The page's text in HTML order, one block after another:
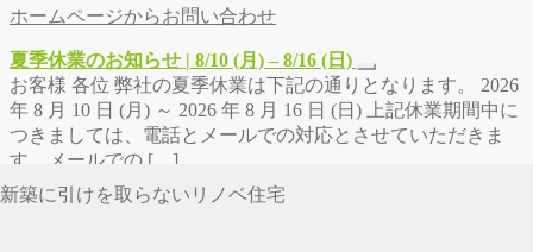
新築に引けを取らないリノベ住宅
ホームページからお問い合わせ
夏季休業のお知らせ | 8/10 (月) – 8/16 (日)
お客様 各位 弊社の夏季休業は下記の通りとなります。 2026
年 8 月 10 日 (月) ～ 2026 年 8 月 16 日 (日) 上記休業期間中に
つきましては、電話とメールでの対応とさせていただきま
す。メールでの […]